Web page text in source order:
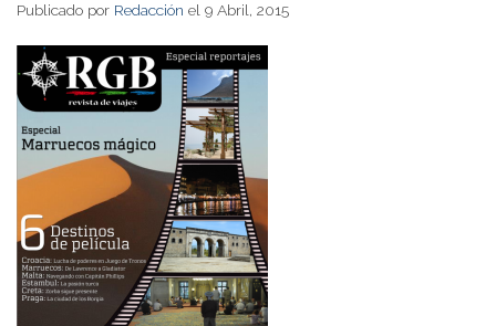
Publicado por Redacción el 9 Abril, 2015